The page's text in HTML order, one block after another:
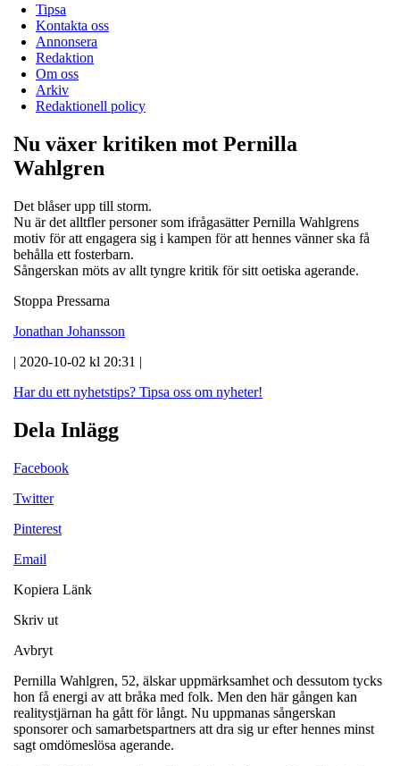
Tipsa
Kontakta oss
Annonsera
Redaktion
Om oss
Arkiv
Redaktionell policy
Nu växer kritiken mot Pernilla
Wahlgren
Det blåser upp till storm.
Nu är det alltfler personer som ifrågasätter Pernilla Wahlgrens
motiv för att engagera sig i kampen för att hennes vänner ska få
behålla ett fosterbarn.
Sångerskan möts av allt tyngre kritik för sitt oetiska agerande.
Stoppa Pressarna
Jonathan Johansson
| 2020-10-02 kl 20:31 |
Har du ett nyhetstips? Tipsa oss om nyheter!
Dela Inlägg
Facebook
Twitter
Pinterest
Email
Kopiera Länk
Skriv ut
Avbryt
Pernilla Wahlgren, 52, älskar uppmärksamhet och dessutom tycks
hon få energi av att bråka med folk. Men den här gången kan
realitystjärnan ha gått för långt. Nu uppmanas sångerskan
sponsorer och samarbetspartners att dra sig ur efter hennes minst
sagt omdömeslösa agerande.